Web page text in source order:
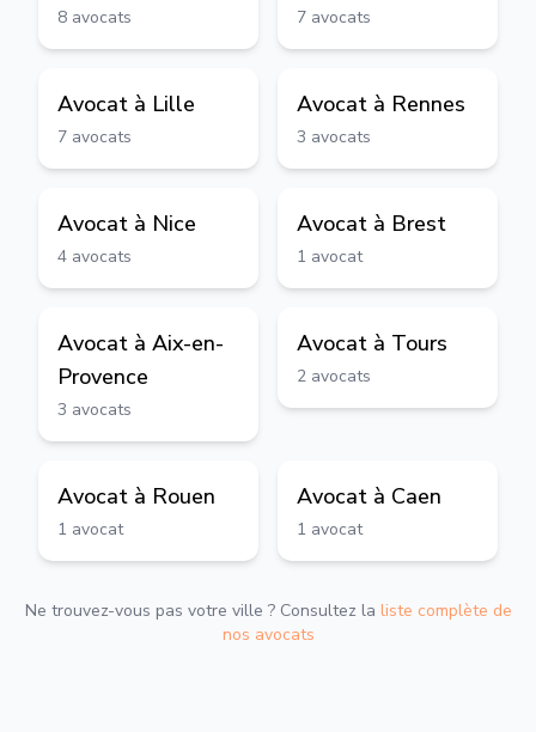
8 avocats 7 avocats
Avocat à Lille
7 avocats
Avocat à Rennes
3 avocats
Avocat à Nice
4 avocats
Avocat à Brest
1 avocat
Avocat à Aix-en-
Provence
3 avocats
Avocat à Tours
2 avocats
Avocat à Rouen
1 avocat
Avocat à Caen
1 avocat
Ne trouvez-vous pas votre ville ? Consultez la liste complète de
nos avocats